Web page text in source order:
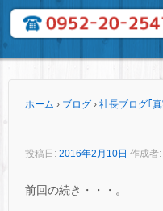
ホーム › ブログ › 社長ブログ｢
投稿日: 2016年2月10日 作成者:
前回の続き・・・。